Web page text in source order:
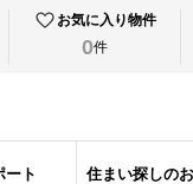
お気に入り物件
0件
ート 住まい探しの